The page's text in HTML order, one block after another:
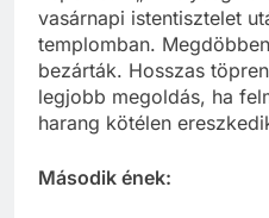
vasárnapi istentisztelet
templomban.
bezárták. Hosszas
legjobb megoldás, ha
harang kötélen
Második ének: